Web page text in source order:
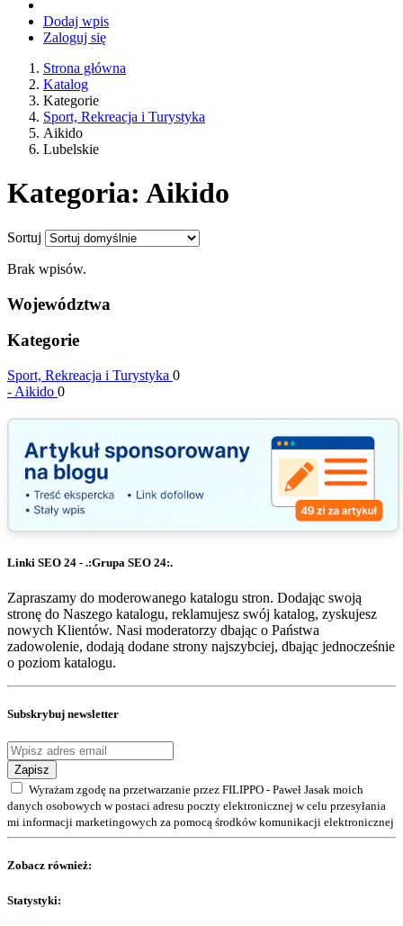
Dodaj wpis
Zaloguj się
Strona główna
Katalog
Kategorie
Sport, Rekreacja i Turystyka
Aikido
Lubelskie
Kategoria: Aikido
Sortuj
Brak wpisów.
Województwa
Kategorie
Sport, Rekreacja i Turystyka 0
- Aikido 0
Linki SEO 24 - .:Grupa SEO 24:.
Zapraszamy do moderowanego katalogu stron. Dodając swoją
stronę do Naszego katalogu, reklamujesz swój katalog, zyskujesz
nowych Klientów. Nasi moderatorzy dbając o Państwa
zadowolenie, dodają dodane strony najszybciej, dbając jednocześnie
o poziom katalogu.
Subskrybuj newsletter
Zapisz
Wyrażam zgodę na przetwarzanie przez FILIPPO - Paweł Jasak moich
danych osobowych w postaci adresu poczty elektronicznej w celu przesyłania
mi informacji marketingowych za pomocą środków komunikacji elektronicznej
Zobacz również:
Statystyki: